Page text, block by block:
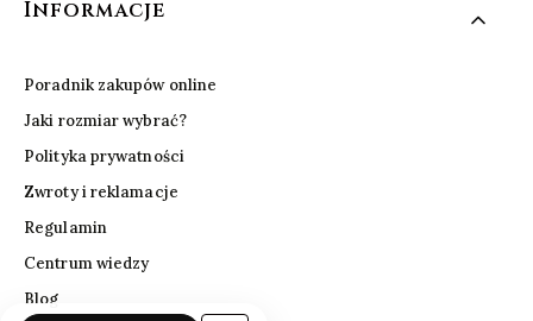
Informacje
Poradnik zakupów online
Jaki rozmiar wybrać?
Polityka prywatności
Zwroty i reklamacje
Regulamin
Centrum wiedzy
Blog